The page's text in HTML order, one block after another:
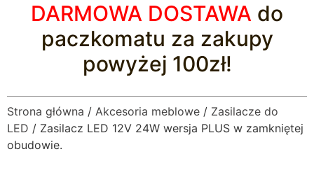
DARMOWA DOSTAWA do
paczkomatu za zakupy
powyżej 100zł!
Strona główna / Akcesoria meblowe / Zasilacze do
LED / Zasilacz LED 12V 24W wersja PLUS w zamkniętej
obudowie.